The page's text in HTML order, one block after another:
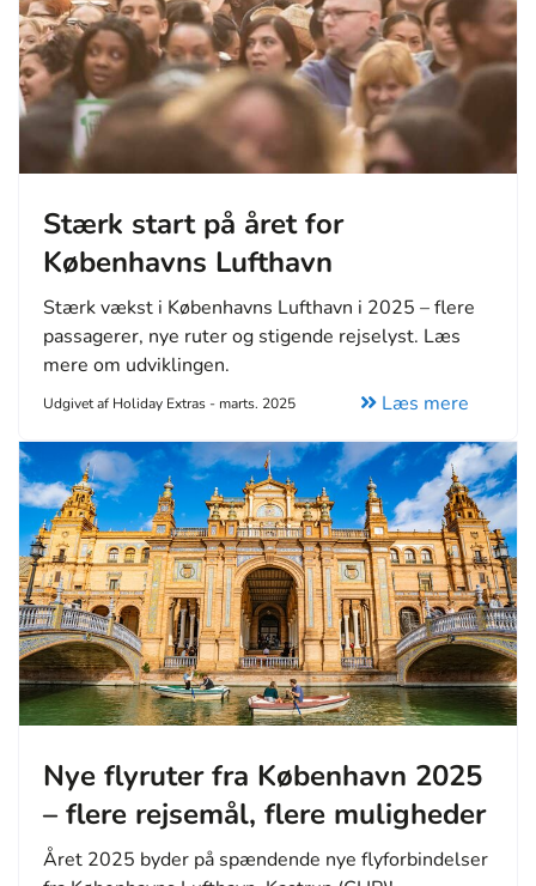
Stærk start på året for
Københavns Lufthavn
Stærk vækst i Københavns Lufthavn i 2025 – flere
passagerer, nye ruter og stigende rejselyst. Læs
mere om udviklingen.
Udgivet af Holiday Extras - marts. 2025 Læs mere
Nye flyruter fra København 2025
– flere rejsemål, flere muligheder
Året 2025 byder på spændende nye flyforbindelser